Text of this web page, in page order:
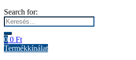
Search for:
0 0 Ft
Termékkínálat